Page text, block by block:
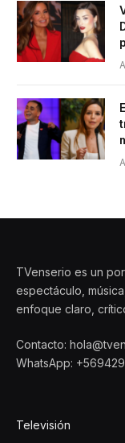
TVenserio es un
espectáculo,
enfoque claro,
Contacto:
WhatsApp:
Televisión